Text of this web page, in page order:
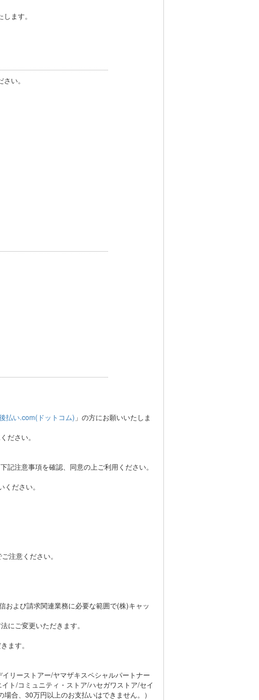
ます。
い。
払い.com(ドットコム) 」の方にお願いいたしま
ださい。
記注意事項を確認、同意の上ご利用ください。
ださい。
注意ください。
および請求関連業務に必要な範囲で(株)キャッ
にご変更いただきます。
ます。
リーストアー/ヤマザキスペシャルパートナー
ト/コミュニティ・ストア/ハセガワストア/セイ
合、30万円以上のお支払いはできません。）